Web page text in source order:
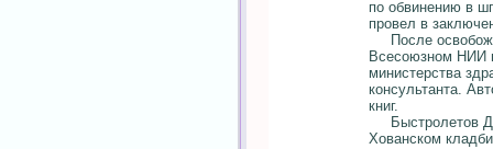
по обвинению в
провел в
После
Всесоюзном НИИ
министерства
консультанта.
книг.
Быстролетов
Хованском